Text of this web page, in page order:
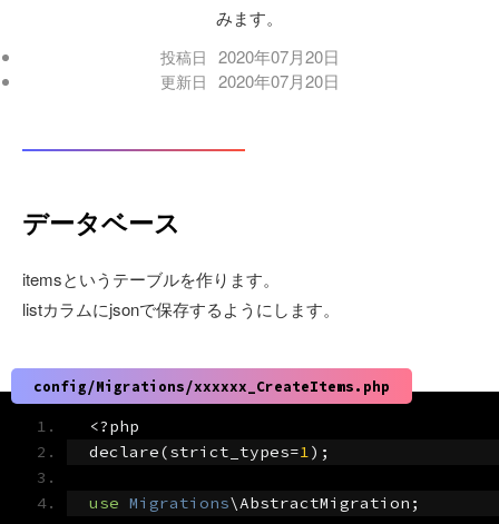
みます。
投稿日 2020年07月20日
更新日 2020年07月20日
データベース
itemsというテーブルを作ります。
listカラムにjsonで保存するようにします。
config/Migrations/xxxxxx_CreateItems.php
<?php
declare(strict_types=1 );
use Migrations\AbstractMigration ;